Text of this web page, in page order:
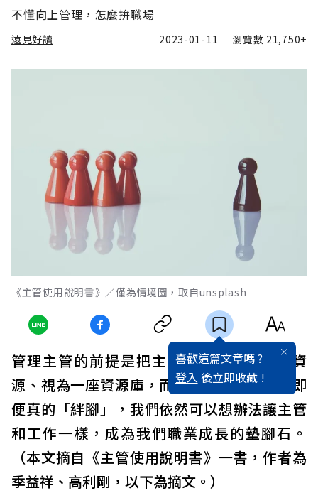
不懂向上管理，怎麼拚職場
遠見好讀 2023-01-11 瀏覽數 21,750+
《主管使用說明書》／僅為情境圖，取自unsplash
喜歡這篇文章嗎 ?
登入 後立即收藏 !
管理主管的前提是把主管視為我們的工作資
源、視為一座資源庫，而非我們的絆腳石。即
便真的「絆腳」，我們依然可以想辦法讓主管
和工作一樣，成為我們職業成長的墊腳石。
（本文摘自《主管使用說明書》一書，作者為
季益祥、高利剛，以下為摘文。）